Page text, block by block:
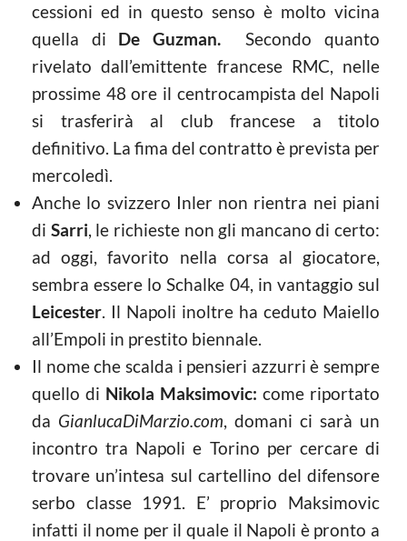
cessioni ed in questo senso è molto vicina
quella di De Guzman. Secondo quanto
rivelato dall’emittente francese RMC, nelle
prossime 48 ore il centrocampista del Napoli
si trasferirà al club francese a titolo
definitivo. La fima del contratto è prevista per
mercoledì.
Anche lo svizzero Inler non rientra nei piani
di Sarri, le richieste non gli mancano di certo:
ad oggi, favorito nella corsa al giocatore,
sembra essere lo Schalke 04, in vantaggio sul
Leicester. Il Napoli inoltre ha ceduto Maiello
all’Empoli in prestito biennale.
Il nome che scalda i pensieri azzurri è sempre
quello di Nikola Maksimovic: come riportato
da GianlucaDiMarzio.com, domani ci sarà un
incontro tra Napoli e Torino per cercare di
trovare un’intesa sul cartellino del difensore
serbo classe 1991. E’ proprio Maksimovic
infatti il nome per il quale il Napoli è pronto a